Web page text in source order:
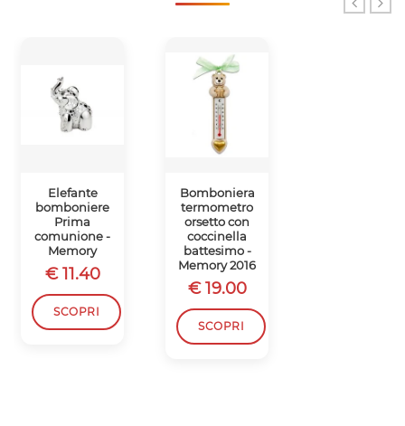
Elefante
bomboniere
Prima
comunione -
Memory
€ 11.40
SCOPRI
Bomboniera
termometro
orsetto con
coccinella
battesimo -
Memory 2016
€ 19.00
SCOPRI